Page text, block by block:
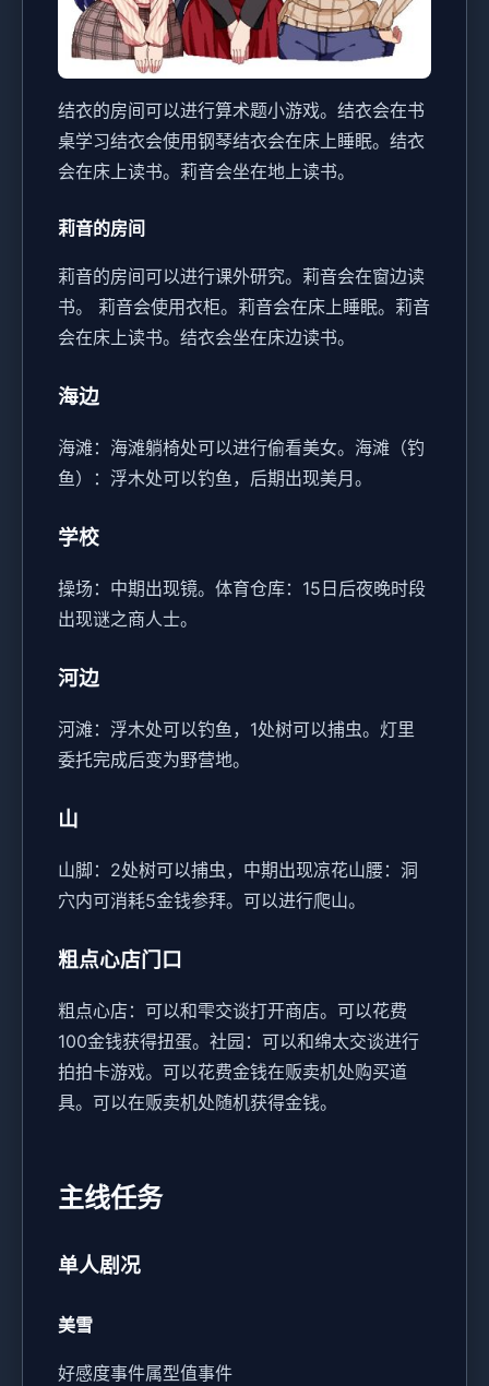
结衣的房间可以进行算术题小游戏。 结衣会在书
桌学习结衣会使用钢琴结衣会在床上睡眠。 结衣
会在床上读书。 莉音会坐在地上读书。
莉音的房间
莉音的房间可以进行课外研究。 莉音会在窗边读
书。
莉音会使用衣柜。 莉音会在床上睡眠。 莉音
会在床上读书。 结衣会坐在床边读书。
海边
海滩：海滩躺椅处可以进行偷看美女。 海滩（钓
鱼）：浮木处可以钓鱼，后期出现美月。
学校
操场：中期出现镜。 体育仓库：15日后夜晚时段
出现谜之商人士。
河边
河滩：浮木处可以钓鱼，1处树可以捕虫。灯里
委托完成后变为野营地。
山
山脚：2处树可以捕虫，中期出现凉花山腰：洞
穴内可消耗5金钱参拜。可以进行爬山。
粗点心店门口
粗点心店：可以和雫交谈打开商店。可以花费
100金钱获得扭蛋。 社园：可以和绵太交谈进行
拍拍卡游戏。可以花费金钱在贩卖机处购买道
具。可以在贩卖机处随机获得金钱。
主线任务
单人剧况
美雪
好感度事件属型值事件